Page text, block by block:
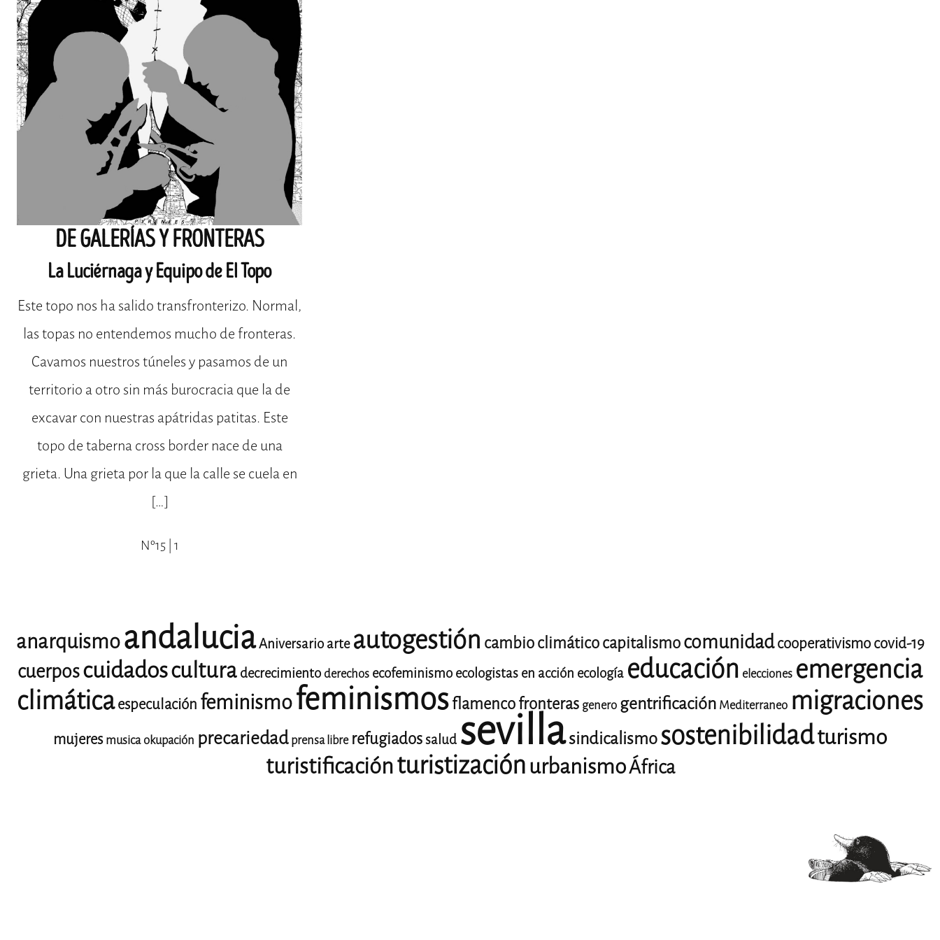
DE GALERÍAS Y FRONTERAS
La Luciérnaga y Equipo de El Topo
Este topo nos ha salido transfronterizo. Normal,
las topas no entendemos mucho de fronteras.
Cavamos nuestros túneles y pasamos de un
territorio a otro sin más burocracia que la de
excavar con nuestras apátridas patitas. Este
topo de taberna cross border nace de una
grieta. Una grieta por la que la calle se cuela en
[…]
Nº15 | 1
anarquismoandaluciaAniversario arte autogestión cambio climáticocapitalismocomunidadcooperativismocovid-19
cuerposcuidadoscultura decrecimiento derechos ecofeminismo ecologistas en acción ecología educación elecciones emergencia
climáticaespeculación feminismofeminismosflamencofronteras genero gentrificación Mediterraneo migraciones
mujeres musica okupación precariedad prensa libre refugiadossalud sevillasindicalismosostenibilidadturismo
turistificaciónturistizaciónurbanismoÁfrica